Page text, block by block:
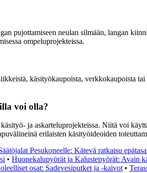
pujottamiseen neulan silmään, langan
ompeluprojekteissa.
käsityökaupoista, verkkokaupoista
voi olla?
ja askarteluprojekteissa. Niitä voi
erilaisten käsityöideoiden
Pesukoneelle: Kätevä ratkaisu
• Huonekalupyörät ja Kalustepyörät: Avain
osat: Sadevesiputket ja -kaivot•